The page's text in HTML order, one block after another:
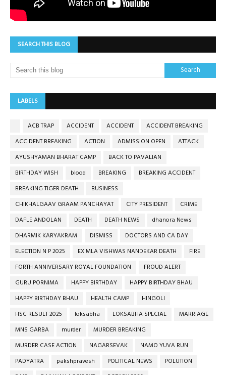
SEARCH THIS BLOG
LABELS
ACB TRAP ACCIDENT ACCIDENT
ACCIDENT BREAKING
ACCIDENT BREAKING
ACTION ADMISSION OPEN
ATTACK
AYUSHYAMAN BHARAT CAMP
BACK TO PAVALIAN
BIRTHDAY WISH
blood BREAKING
BREAKING ACCIDENT
BREAKING TIGER DEATH
BUSINESS
CHIKHALGAAV GRAAM PANCHAYAT
CITY PRESIDENT
CRIME
DAFLE ANDOLAN
DEATH DEATH NEWS
dhanora News
DHARMIK KARYAKRAM
DISMISS
DOCTORS AND CA DAY
ELECTION N P 2025
EX MLA VISHWAS NANDEKAR DEATH
FIRE
FORTH ANNIVERSARY ROYAL FOUNDATION
FROUD ALERT
GURU PORNIMA
HAPPY BIRTHDAY
HAPPY BIRTHDAY BHAU
HAPPY BIRTHDAY BHAU
HEALTH CAMP
HINGOLI
HSC RESULT 2025
loksabha LOKSABHA SPECIAL
MARRIAGE
MNS GARBA
murder
MURDER BREAKING
MURDER CASE ACTION
NAGARSEVAK
NAMO YUVA RUN
PADYATRA
pakshpravesh POLITICAL NEWS
POLUTION